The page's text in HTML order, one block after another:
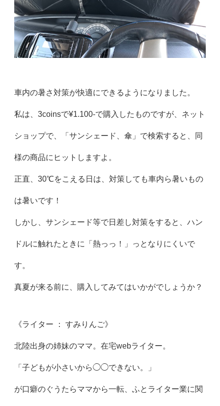
車内の暑さ対策が快適にできるようになりました。
私は、3coinsで¥1.100-で購入したものですが、ネット
ショップで、「サンシェード、傘」で検索すると、同
様の商品にヒットしますよ。
正直、30℃をこえる日は、対策しても車内ら暑いもの
は暑いです！
しかし、サンシェード等で日差し対策をすると、ハン
ドルに触れたときに「熱っっ！」っとなりにくいで
す。
真夏が来る前に、購入してみてはいかがでしょうか？
《ライター ： すみりんご》
北陸出身の姉妹のママ。在宅webライター。
「子どもが小さいから◯◯できない。」
が口癖のぐうたらママから一転、ふとライター業に関